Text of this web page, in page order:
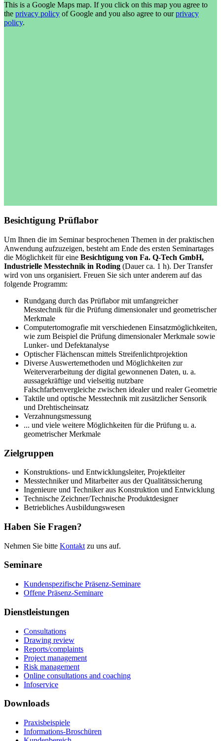
This is a Google Maps map. If you click on this map you agree to
the privacy policy of Google and you also agree to ourprivacy
policy.
Besichtigung Prüflabor
Um Ihnen die im Seminar besprochenen Themen in der praktischen
Anwendung aufzuzeigen, besteht am Ende des ersten Seminartages
die Möglichkeit für eine Besichtigung von Fa. Q-Tech GmbH,
Industrielle Messtechnik in Roding (Dauer ca. 1 h). Der Transfer
wird von uns organisiert. Freuen Sie sich unter anderem auf das
folgende Programm:
Rundgang durch das Prüflabor mit umfangreicher
Messtechnik für die Prüfung dimensionaler und geometrischer
Merkmale
Computertomografie mit verschiedenen Einsatzmöglichkeiten,
wie zum Beispiel die Prüfung dimensionaler Merkmale sowie
Lunker- und Defektanalyse
Optischer Flächenscan mittels Streifenlichtprojektion
Diverse Auswertemethoden und Möglichkeiten zur
Weiterverarbeitung der digital gewonnenen Daten, u. a.
aussagekräftige und vielseitig nutzbare
Falschfarbenvergleiche zwischen idealer und realer Geometrie
Taktile und optische Messtechnik mit zusätzlicher Sensorik
und Drehtischeinsatz
Verzahnungsmessung
... und viele weitere Möglichkeiten für die Prüfung u. a.
geometrischer Merkmale
Zielgruppen
Konstruktions- und Entwicklungsleiter, Projektleiter
Messtechniker und Mitarbeiter aus der Qualitätssicherung
Ingenieure und Techniker aus Konstruktion und Entwicklung
Technische Zeichner/Technische Produktdesigner
Betriebliches Ausbildungswesen
Haben Sie Fragen?
Nehmen Sie bitte Kontakt zu uns auf.
Seminare
Kundenspezifische Präsenz-Seminare
Offene Präsenz-Seminare
Dienstleistungen
Consultations
Drawing review
Reports/complaints
Project management
Risk management
Online consultations and coaching
Infoservice
Downloads
Praxisbeispiele
Informations-Broschüren